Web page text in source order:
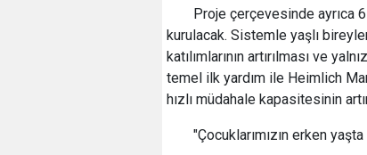
Proje çerçevesinde ayrıca
kurulacak. Sistemle yaşlı
katılımlarının artırılması ve
temel ilk yardım ile Heimlich
hızlı müdahale kapasitesinin
"Çocuklarımızın erken